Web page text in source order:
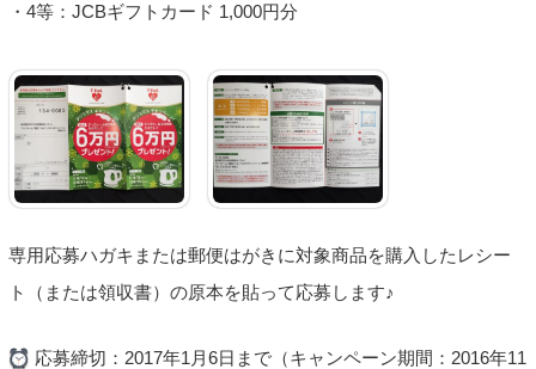
・4等：JCBギフトカード 1,000円分
専用応募ハガキまたは郵便はがきに対象商品を購入したレシー
ト（または領収書）の原本を貼って応募します♪
応募締切：2017年1月6日まで（キャンペーン期間：2016年11